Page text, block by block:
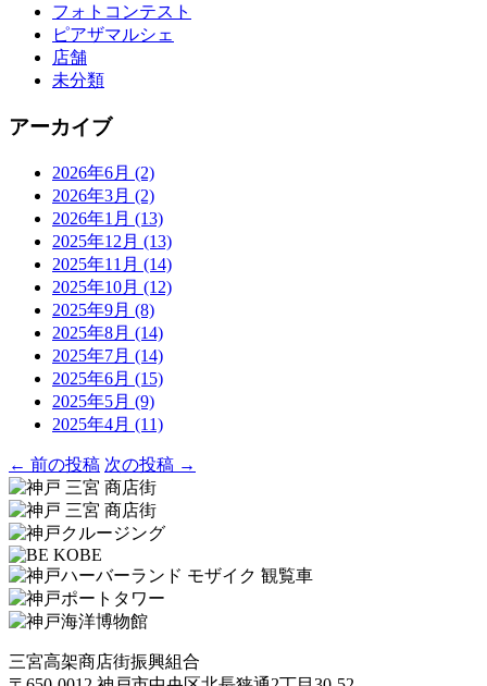
フォトコンテスト
ピアザマルシェ
店舗
未分類
アーカイブ
2026年6月 (2)
2026年3月 (2)
2026年1月 (13)
2025年12月 (13)
2025年11月 (14)
2025年10月 (12)
2025年9月 (8)
2025年8月 (14)
2025年7月 (14)
2025年6月 (15)
2025年5月 (9)
2025年4月 (11)
← 前の投稿 次の投稿 →
三宮高架商店街振興組合